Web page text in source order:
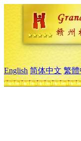
English 简体中文 繁體